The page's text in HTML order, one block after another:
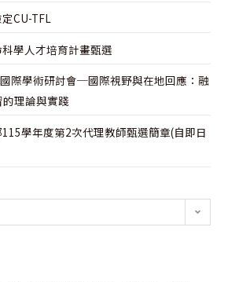
CU-TFL
學人才培育計畫甄選
國際學術研討會─國際視野與在地回應：融
理論與實踐
學年度第2次代理教師甄選簡章(自即日